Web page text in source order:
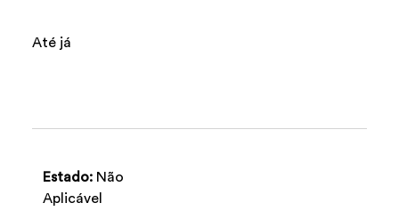
Até já
Estado: Não
Aplicável